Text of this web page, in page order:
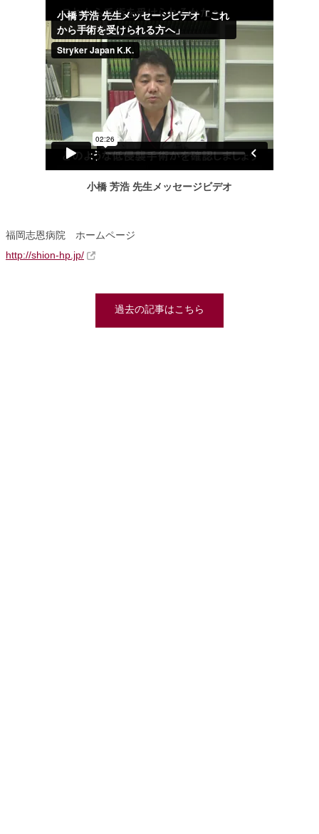
小橋 芳浩 先生メッセージビデオ
福岡志恩病院 ホームページ
http://shion-hp.jp/
過去の記事はこちら